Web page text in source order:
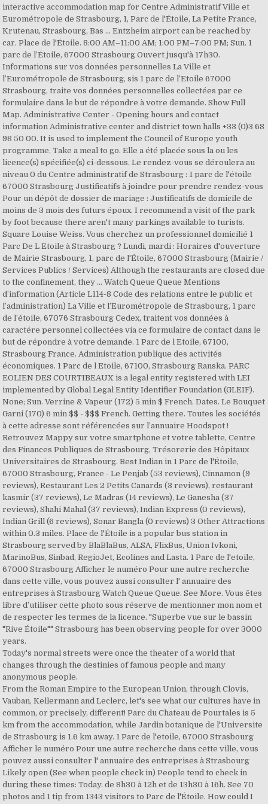
interactive accommodation map for Centre Administratif Ville et
Eurométropole de Strasbourg, 1, Parc de l'Étoile, La Petite France,
Krutenau, Strasbourg, Bas … Entzheim airport can be reached by
car. Place de l'Étoile. 8:00 AM–11:00 AM; 1:00 PM–7:00 PM; Sun. 1
parc de l’Étoile, 67000 Strasbourg Ouvert jusqu'à 17h30.
Informations sur vos données personnelles La Ville et
l’Eurométropole de Strasbourg, sis 1 parc de l’Etoile 67000
Strasbourg, traite vos données personnelles collectées par ce
formulaire dans le but de répondre à votre demande. Show Full
Map. Administrative Center - Opening hours and contact
information Administrative center and district town halls +33 (0)3 68
98 50 00. It is used to implement the Council of Europe youth
programme. Take a meal to go. Elle a été placée sous la ou les
licence(s) spécifiée(s) ci-dessous. Le rendez-vous se déroulera au
niveau 0 du Centre administratif de Strasbourg : 1 parc de l'étoile
67000 Strasbourg Justificatifs à joindre pour prendre rendez-vous
Pour un dépôt de dossier de mariage : Justificatifs de domicile de
moins de 3 mois des futurs époux. I recommend a visit of the park
by foot because there aren't many parkings available to turists.
Square Louise Weiss. Vous cherchez un professionnel domicilié 1
Parc De L Etoile à Strasbourg ? Lundi, mardi : Horaires d'ouverture
de Mairie Strasbourg, 1, parc de l'Étoile, 67000 Strasbourg (Mairie /
Services Publics / Services) Although the restaurants are closed due
to the confinement, they … Watch Queue Queue Mentions
d’information (Article L114-8 Code des relations entre le public et
l’administration) La Ville et l’Eurométropole de Strasbourg, 1 parc
de l’étoile, 67076 Strasbourg Cedex, traitent vos données à
caractére personnel collectées via ce formulaire de contact dans le
but de répondre à votre demande. 1 Parc de l Etoile, 67100,
Strasbourg France. Administration publique des activités
économiques. 1 Parc de l Etoile, 67100, Strasbourg Ranska. PARC
EOLIEN DES COURTIBEAUX is a legal entity registered with LEI
implemented by Global Legal Entity Identifier Foundation (GLEIF).
None; Sun. Verrine & Vapeur (172) 5 min $ French. Dates. Le Bouquet
Garni (170) 6 min $$ - $$$ French. Getting there. Toutes les sociétés
à cette adresse sont référencées sur l’annuaire Hoodspot !
Retrouvez Mappy sur votre smartphone et votre tablette, Centre
des Finances Publiques de Strasbourg, Trésorerie des Hôpitaux
Universitaires de Strasbourg. Best Indian in 1 Parc de l'Étoile,
67000 Strasbourg, France - Le Penjab (53 reviews), Cinnamon (9
reviews), Restaurant Les 2 Petits Canards (3 reviews), restaurant
kasmir (37 reviews), Le Madras (14 reviews), Le Ganesha (37
reviews), Shahi Mahal (37 reviews), Indian Express (0 reviews),
Indian Grill (6 reviews), Sonar Bangla (0 reviews) 3 Other Attractions
within 0.3 miles. Place de l'Étoile is a popular bus station in
Strasbourg served by BlaBlaBus, ALSA, FlixBus, Union Ivkoni,
MarinoBus, Sinbad, RegioJet, Ecolines and Lasta. 1 Parc de l'etoile,
67000 Strasbourg Afficher le numéro Pour une autre recherche
dans cette ville, vous pouvez aussi consulter l' annuaire des
entreprises à Strasbourg Watch Queue Queue. See More. Vous êtes
libre d’utiliser cette photo sous réserve de mentionner mon nom et
de respecter les termes de la licence. "Superbe vue sur le bassin
"Rive Étoile"" Strasbourg has been observing people for over 3000
years.
Today's normal streets were once the theater of a world that
changes through the destinies of famous people and many
anonymous people.
From the Roman Empire to the European Union, through Clovis,
Vauban, Kellermann and Leclerc, let's see what our cultures have in
common, or precisely, different! Parc du Chateau de Pourtales is 5
km from the accommodation, while Jardin botanique de l'Universite
de Strasbourg is 1.6 km away. 1 Parc de l'etoile, 67000 Strasbourg
Afficher le numéro Pour une autre recherche dans cette ville, vous
pouvez aussi consulter l' annuaire des entreprises à Strasbourg
Likely open (See when people check in) People tend to check in
during these times: Today. de 8h30 à 12h et de 13h30 à 16h. See 70
photos and 1 tip from 1343 visitors to Parc de l'Étoile. How could I